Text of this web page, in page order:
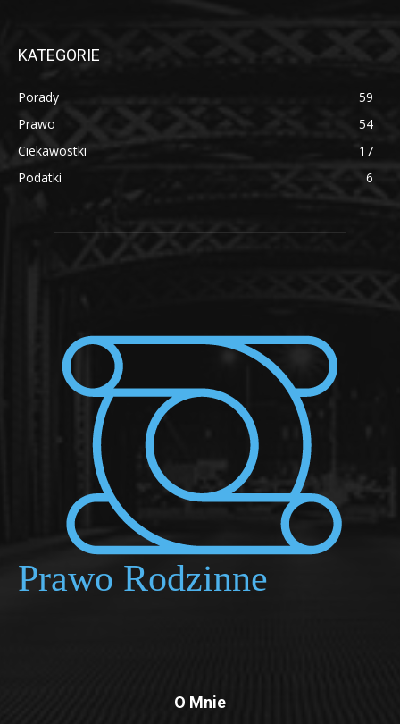
KATEGORIE
Porady
59
Prawo
54
Ciekawostki
17
Podatki
6
O Mnie